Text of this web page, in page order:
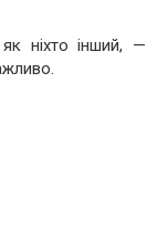
ніхто інший, —